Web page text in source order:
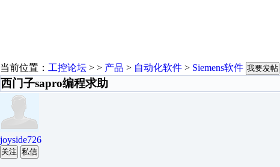
当前位置： 工控论坛 > > 产品 > 自动化软件 > Siemens软件 我要发帖
西门子sapro编程求助
joyside726
关注 私信